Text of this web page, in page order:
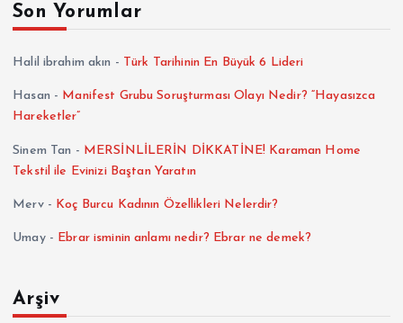
Son Yorumlar
Halil ibrahim akın - Türk Tarihinin En Büyük 6 Lideri
Hasan - Manifest Grubu Soruşturması Olayı Nedir? “Hayasızca
Hareketler”
Sinem Tan - MERSİNLİLERİN DİKKATİNE! Karaman Home
Tekstil ile Evinizi Baştan Yaratın
Merv- Koç Burcu Kadının Özellikleri Nelerdir?
Umay- Ebrar isminin anlamı nedir? Ebrar ne demek?
Arşiv